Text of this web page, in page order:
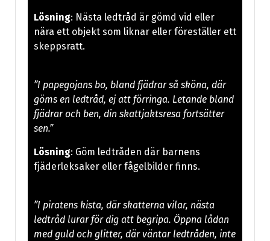
Lösning: Nästa ledtråd är gömd vid eller
nära ett objekt som liknar eller föreställer ett
skeppsratt.
”I papegojans bo, bland fjädrar så sköna, där
göms en ledtråd, ej att förringa. Letande bland
fjädrar och ben, din skattjaktsresa fortsätter
sen.”
Lösning: Göm ledtråden där barnens
fjäderleksaker eller fågelbilder finns.
”I piratens kista, där skatterna vilar, nästa
ledtråd lurar för dig att begripa. Öppna lådan
med guld och glitter, där väntar ledtråden, inte